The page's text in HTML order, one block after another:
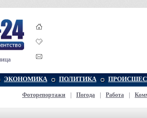
ЭКОНОМИКА ПОЛИТИКА
Фоторепортажи Погода Работа